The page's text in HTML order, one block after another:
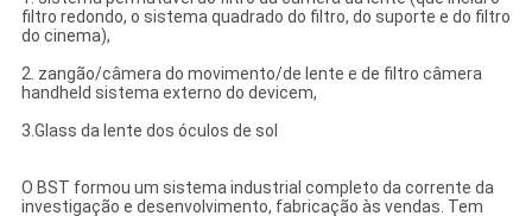
filtro redondo, o sistema quadrado do filtro, do suporte e do filtro
do cinema),
2. zangão/câmera do movimento/de lente e de filtro câmera
handheld sistema externo do devicem,
3.Glass da lente dos óculos de sol
O BST formou um sistema industrial completo da corrente da
investigação e desenvolvimento, fabricação às vendas. Tem